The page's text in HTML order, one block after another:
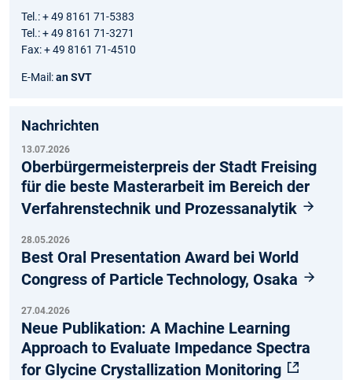
Tel.: + 49 8161 71-5383
Tel.: + 49 8161 71-3271
Fax: + 49 8161 71-4510
E-Mail:an SVT
Nachrichten
13.07.2026
Oberbürgermeisterpreis der Stadt Freising
für die beste Masterarbeit im Bereich der
Verfahrenstechnik und Prozessanalytik
28.05.2026
Best Oral Presentation Award bei World
Congress of Particle Technology, Osaka
27.04.2026
Neue Publikation: A Machine Learning
Approach to Evaluate Impedance Spectra
for Glycine Crystallization Monitoring